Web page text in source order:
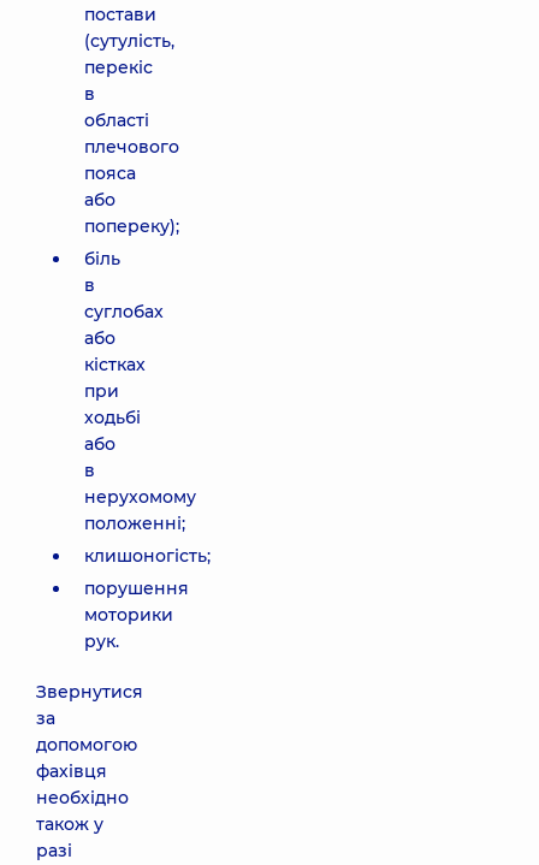
постави
(сутулість,
перекіс
в
області
плечового
пояса
або
попереку);
біль
в
суглобах
або
кістках
при
ходьбі
або
в
нерухомому
положенні;
клишоногість;
порушення
моторики
рук.
Звернутися
за
допомогою
фахівця
необхідно
також у
разі